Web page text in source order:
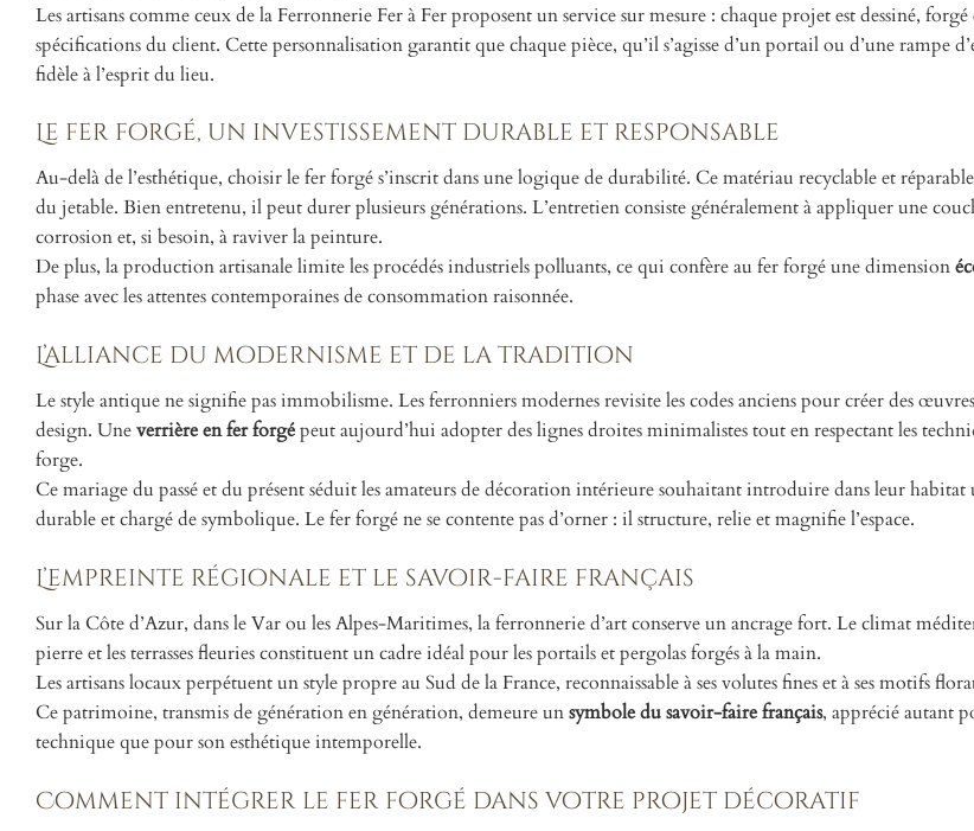
Les artisans comme ceux de la Ferronnerie Fer à Fer proposent un service sur mesure : chaque projet est dessiné, forgé
spécifications du client. Cette personnalisation garantit que chaque pièce, qu’il s’agisse d’un portail ou d’une rampe
fidèle à l’esprit du lieu.
Le fer forgé, un investissement durable et responsable
Au-delà de l’esthétique, choisir le fer forgé s’inscrit dans une logique de durabilité. Ce matériau recyclable et
du jetable. Bien entretenu, il peut durer plusieurs générations. L’entretien consiste généralement à appliquer une
corrosion et, si besoin, à raviver la peinture.
De plus, la production artisanale limite les procédés industriels polluants, ce qui confère au fer forgé une dimension
phase avec les attentes contemporaines de consommation raisonnée.
L’alliance du modernisme et de la tradition
Le style antique ne signifie pas immobilisme. Les ferronniers modernes revisite les codes anciens pour créer des
design. Uneverrière en fer forgépeut aujourd’hui adopter des lignes droites minimalistes tout en respectant les
forge.
Ce mariage du passé et du présent séduit les amateurs de décoration intérieure souhaitant introduire dans leur
durable et chargé de symbolique. Le fer forgé ne se contente pas d’orner : il structure, relie et magnifie l’espace.
L’empreinte régionale et le savoir-faire français
Sur la Côte d’Azur, dans le Var ou les Alpes-Maritimes, la ferronnerie d’art conserve un ancrage fort. Le climat
pierre et les terrasses fleuries constituent un cadre idéal pour les portails et pergolas forgés à la main.
Les artisans locaux perpétuent un style propre au Sud de la France, reconnaissable à ses volutes fines et à ses motifs
Ce patrimoine, transmis de génération en génération, demeure unsymbole du savoir-faire français, apprécié autant
technique que pour son esthétique intemporelle.
Comment intégrer le fer forgé dans votre projet décoratif